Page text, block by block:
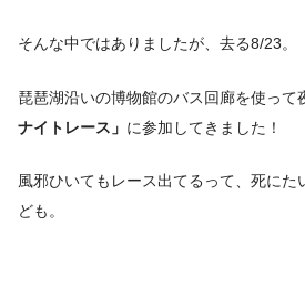
そんな中ではありましたが、去る8/23。
琵琶湖沿いの博物館のバス回廊を使って
ナイトレース」 に参加してきました！
風邪ひいてもレース出てるって、死にた
ども。